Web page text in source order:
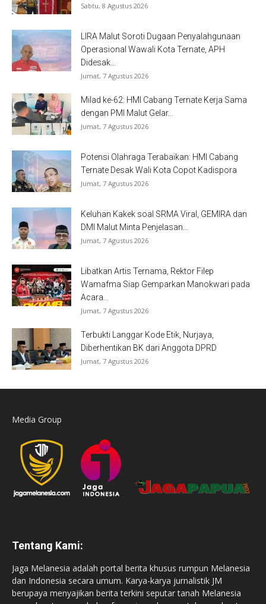
Sabtu, 8 Agustus 2026
LIRA Malut Soroti Dugaan Penyalahgunaan
Operasional Wawali Kota Ternate, APH
Didesak...
Jumat, 7 Agustus 2026
Milad ke-62: HMI Cabang Ternate Kerja Sama
dengan PMI Malut Gelar...
Jumat, 7 Agustus 2026
Potensi Olahraga Terabaikan: HMI Cabang
Ternate Desak Wali Kota Copot Kadispora
Jumat, 7 Agustus 2026
Keluhan Kakek soal SRMA Viral, GEMIRA dan
DMI Malut Minta Penjelasan...
Jumat, 7 Agustus 2026
Libatkan Artis Ternama, Rektor Filep
Wamafma Siap Gemparkan Manokwari pada
Acara...
Jumat, 7 Agustus 2026
Terbukti Langgar Kode Etik, Nurjaya,
Diberhentikan BK dari Anggota DPRD
Jumat, 7 Agustus 2026
Media Group
Tentang Kami:
Jaga Melanesia adalah portal berita khusus rumpun Melanesia
dan Indonesia secara umum. Karya-karya jurnalistik JM
berupaya menyajikan berita terkini seputar tanah Melanesia